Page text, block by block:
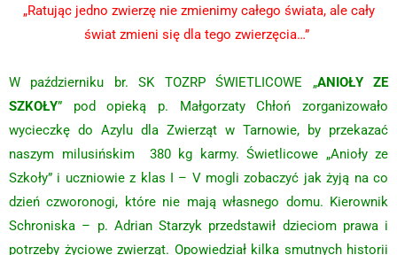
„Ratując jedno zwierzę nie zmienimy całego świata, ale cały
świat zmieni się dla tego zwierzęcia…”
W październiku br. SK TOZRP ŚWIETLICOWE „ANIOŁY ZE
SZKOŁY” pod opieką p. Małgorzaty Chłoń zorganizowało
wycieczkę do Azylu dla Zwierząt w Tarnowie, by przekazać
naszym milusińskim 380 kg karmy. Świetlicowe „Anioły ze
Szkoły” i uczniowie z klas I – V mogli zobaczyć jak żyją na co
dzień czworonogi, które nie mają własnego domu. Kierownik
Schroniska – p. Adrian Starzyk przedstawił dzieciom prawa i
potrzeby życiowe zwierząt. Opowiedział kilka smutnych historii